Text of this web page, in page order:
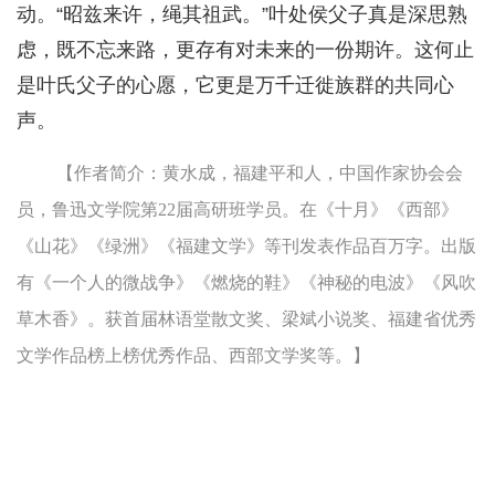
动。“昭兹来许，绳其祖武。”叶处侯父子真是深思熟
虑，既不忘来路，更存有对未来的一份期许。这何止
是叶氏父子的心愿，它更是万千迁徙族群的共同心
声。
【作者简介：黄水成，福建平和人，中国作家协会会
员，鲁迅文学院第22届高研班学员。在《十月》《西部》
《山花》《绿洲》《福建文学》等刊发表作品百万字。出版
有《一个人的微战争》《燃烧的鞋》《神秘的电波》《风吹
草木香》。获首届林语堂散文奖、梁斌小说奖、福建省优秀
文学作品榜上榜优秀作品、西部文学奖等。】